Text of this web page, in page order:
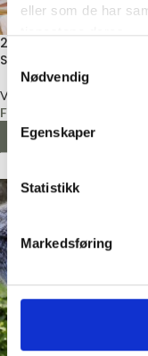
eller som de har
tjenestene deres.
Samtykkevalg
Nødvendig
Egenskaper
Statistikk
Markedsføring
2502 Nr. 1 – Harper
Strikkepakke
Voksen
Fra
LES MER